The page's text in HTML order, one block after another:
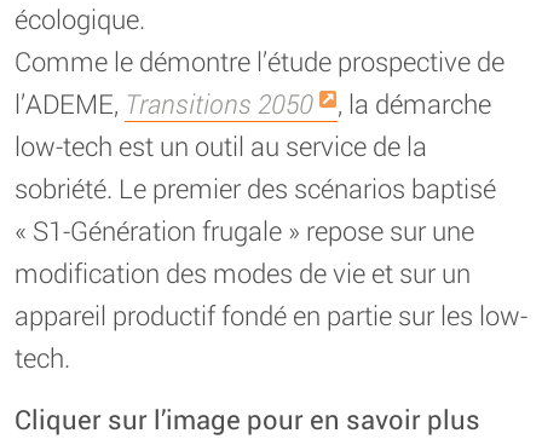
écologique.
Comme le démontre l’étude prospective de
l’ADEME, Transitions 2050
, la démarche
low-tech est un outil au service de la
sobriété. Le premier des scénarios baptisé
« S1-Génération frugale » repose sur une
modification des modes de vie et sur un
appareil productif fondé en partie sur les low-
tech.
Cliquer sur l’image pour en savoir plus